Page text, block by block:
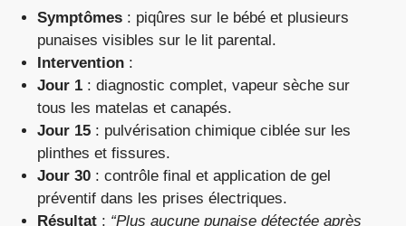
Symptômes : piqûres sur le bébé et plusieurs
punaises visibles sur le lit parental.
Intervention :
Jour 1 : diagnostic complet, vapeur sèche sur
tous les matelas et canapés.
Jour 15 : pulvérisation chimique ciblée sur les
plinthes et fissures.
Jour 30 : contrôle final et application de gel
préventif dans les prises électriques.
Résultat : “Plus aucune punaise détectée après